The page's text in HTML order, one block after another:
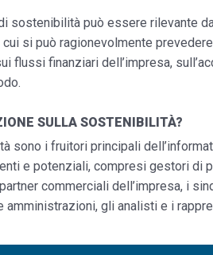
sostenibilità può essere rilevante
si può ragionevolmente
flussi finanziari dell’impresa,
SULLA SOSTENIBILITÀ?
sono i fruitori principali
e potenziali, compresi gestori di
commerciali dell’impresa, i
gli analisti e i